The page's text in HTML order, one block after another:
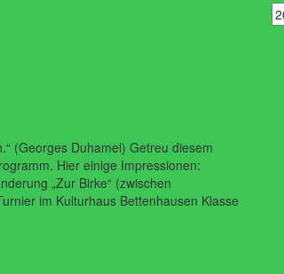
(Georges Duhamel) Getreu diesem
Hier einige Impressionen:
„Zur Birke“ (zwischen
im Kulturhaus Bettenhausen Klasse